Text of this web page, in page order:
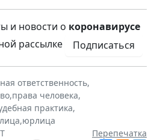
и новости о коронавирусе
рассылке Подписаться
ответственность,
,права человека,
практика,
,юрлица
Перепечатка